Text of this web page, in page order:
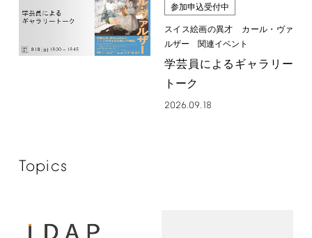
参加申込受付中
スイス絵画の異才 カール・ヴァ
ルザー 関連イベント
学芸員によるギャラリー
トーク
2026.09.18
Topics